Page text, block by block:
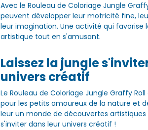
Avec le Rouleau de Coloriage Jungle
peuvent développer leur motricité fine,
leur imagination. Une activité qui favorise
artistique tout en s'amusant.
Laissez la jungle
univers créatif
Le Rouleau de Coloriage Jungle Graffy
pour les petits amoureux de la nature et
leur un monde de découvertes artistiques
s'inviter dans leur univers créatif !